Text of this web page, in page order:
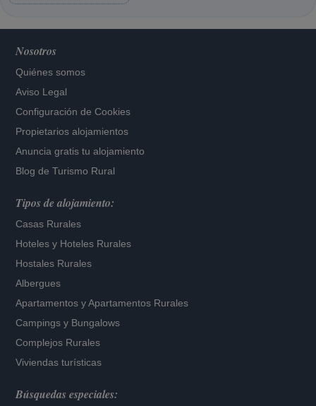
Nosotros
Quiénes somos
Aviso Legal
Configuración de Cookies
Propietarios alojamientos
Anuncia gratis tu alojamiento
Blog de Turismo Rural
Tipos de alojamiento:
Casas Rurales
Hoteles y Hoteles Rurales
Hostales Rurales
Albergues
Apartamentos yApartamentos Rurales
Campings y Bungalows
Complejos Rurales
Viviendas turísticas
Búsquedas especiales: